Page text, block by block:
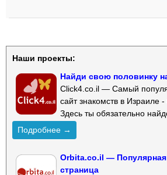
Наши проекты:
Найди свою половинку
Click4.co.il — Самый
сайт знакомств в Израиле
Здесь ты обязательно
Подробнее →
Orbita.co.il —
страница